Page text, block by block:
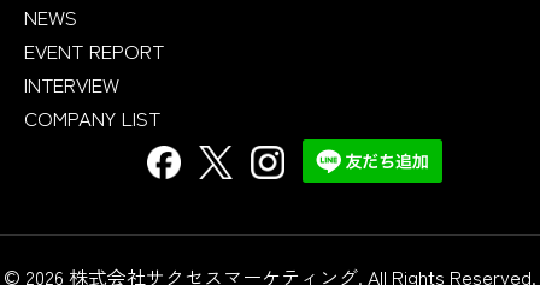
NEWS
EVENT REPORT
INTERVIEW
COMPANY LIST
© 2026 株式会社サクセスマーケティング. All Rights Reserved.